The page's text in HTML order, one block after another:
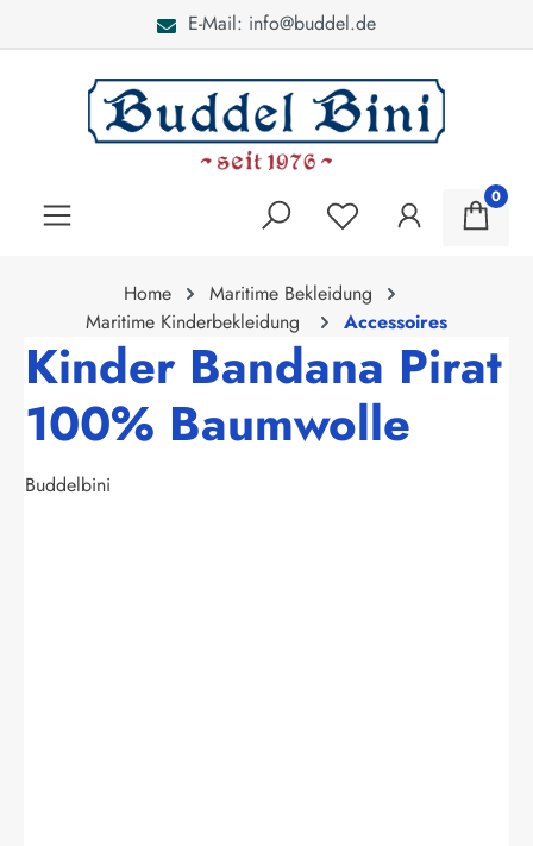
E-Mail: info@buddel.de
0
Home
Maritime Bekleidung
Maritime Kinderbekleidung
Accessoires
Kinder Bandana Pirat
100% Baumwolle
Buddelbini